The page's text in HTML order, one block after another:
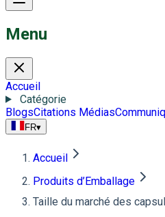
Menu
Accueil
Catégorie
BlogsCitations Médias
FR▾
Accueil
Produits d’Emballage
Taille du marché des